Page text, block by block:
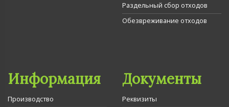
Раздельный сбор отходов
Обезвреживание отходов
Информация
Производство
Документы
Реквизиты